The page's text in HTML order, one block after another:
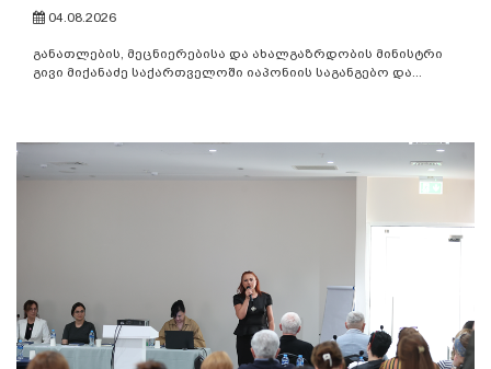
04.08.2026
განათლების, მეცნიერებისა და ახალგაზრდობის მინისტრი
გივი მიქანაძე საქართველოში იაპონიის საგანგებო და...